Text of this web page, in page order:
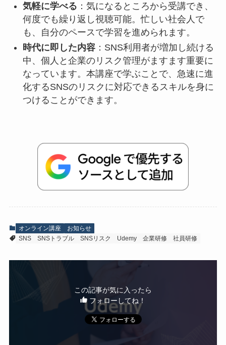
気軽に学べる ：気になるところから受講でき、
何度でも繰り返し視聴可能。忙しい社会人で
も、自分のペースで学習を進められます。
時代に即した内容：SNS利用者が増加し続ける
中、個人と企業のリスク管理がますます重要に
なっています。本講座で学ぶことで、急速に進
化するSNSのリスクに対応できるスキルを身に
つけることができます。
オンライン講座
お知らせ
SNS
SNSトラブル SNSリスク Udemy 企業研修 社員研修
この記事が気に入ったら
フォローしてね！